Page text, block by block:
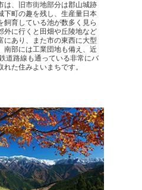
は、旧市街地部分は郡山城跡
下町の趣を残し、生産量日本
飼育している池が数多く見ら
外に行くと田畑や丘陵地など
にあり、また市の東西に大型
南部には工業団地も備え、近
道路線も通っている非常にバ
れた住みよいまちです。